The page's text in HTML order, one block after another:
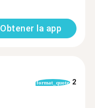
Obtener la app
format_quote 2